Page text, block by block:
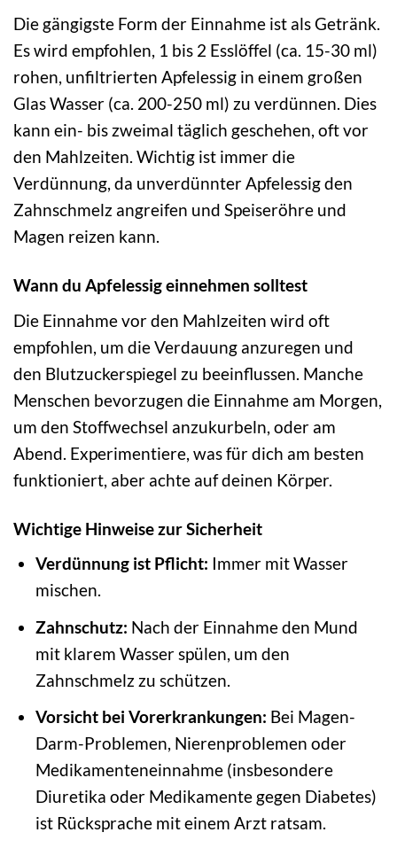
Die gängigste Form der Einnahme ist als Getränk.
Es wird empfohlen, 1 bis 2 Esslöffel (ca. 15-30 ml)
rohen, unfiltrierten Apfelessig in einem großen
Glas Wasser (ca. 200-250 ml) zu verdünnen. Dies
kann ein- bis zweimal täglich geschehen, oft vor
den Mahlzeiten. Wichtig ist immer die
Verdünnung, da unverdünnter Apfelessig den
Zahnschmelz angreifen und Speiseröhre und
Magen reizen kann.
Wann du Apfelessig einnehmen solltest
Die Einnahme vor den Mahlzeiten wird oft
empfohlen, um die Verdauung anzuregen und
den Blutzuckerspiegel zu beeinflussen. Manche
Menschen bevorzugen die Einnahme am Morgen,
um den Stoffwechsel anzukurbeln, oder am
Abend. Experimentiere, was für dich am besten
funktioniert, aber achte auf deinen Körper.
Wichtige Hinweise zur Sicherheit
Verdünnung ist Pflicht: Immer mit Wasser
mischen.
Zahnschutz: Nach der Einnahme den Mund
mit klarem Wasser spülen, um den
Zahnschmelz zu schützen.
Vorsicht bei Vorerkrankungen: Bei Magen-
Darm-Problemen, Nierenproblemen oder
Medikamenteneinnahme (insbesondere
Diuretika oder Medikamente gegen Diabetes)
ist Rücksprache mit einem Arzt ratsam.